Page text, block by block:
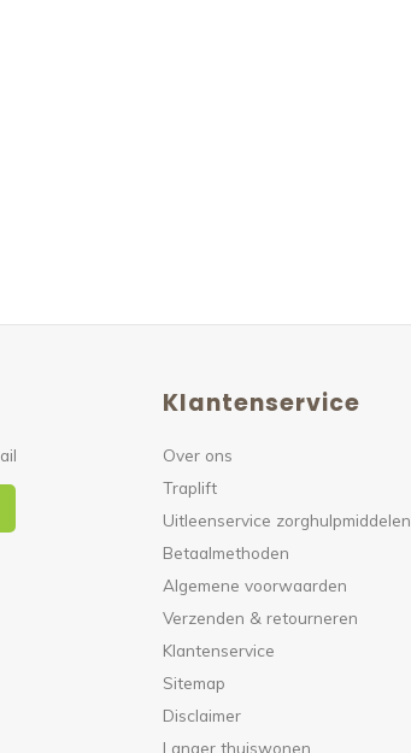
Klantenservice
Over ons
Traplift
Uitleenservice zorghulpmiddelen
Betaalmethoden
Algemene voorwaarden
Verzenden & retourneren
Klantenservice
Sitemap
Disclaimer
Langer thuiswonen